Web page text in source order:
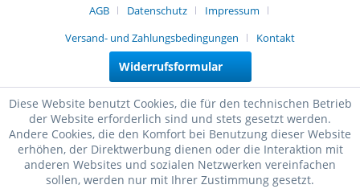
AGB Datenschutz
Impressum
Versand- und Zahlungsbedingungen
Kontakt
Widerrufsformular
Diese Website benutzt Cookies, die für den technischen Betrieb
der Website erforderlich sind und stets gesetzt werden.
Andere Cookies, die den Komfort bei Benutzung dieser Website
erhöhen, der Direktwerbung dienen oder die Interaktion mit
anderen Websites und sozialen Netzwerken vereinfachen
sollen, werden nur mit Ihrer Zustimmung gesetzt.